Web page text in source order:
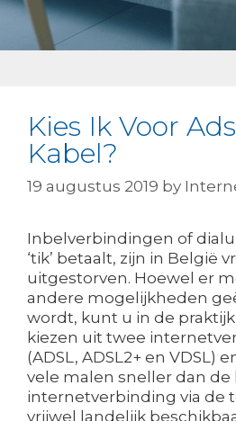
Kies Ik Voor
Kabel?
19 augustus 2019 by
Inbelverbindingen of
‘tik’ betaalt, zijn in België
uitgestorven. Hoewel er
andere mogelijkheden
wordt, kunt u in de
kiezen uit twee
(ADSL, ADSL2+ en VDSL)
vele malen sneller dan de
internetverbinding via de
vrijwel landelijk